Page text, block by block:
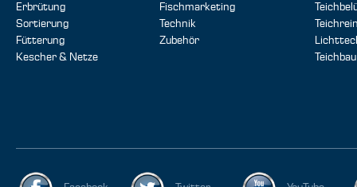
Erbrütung
Sortierung
Fütterung
Kescher & Netze
Fischmarketing
Technik
Zubehör
Teichbau